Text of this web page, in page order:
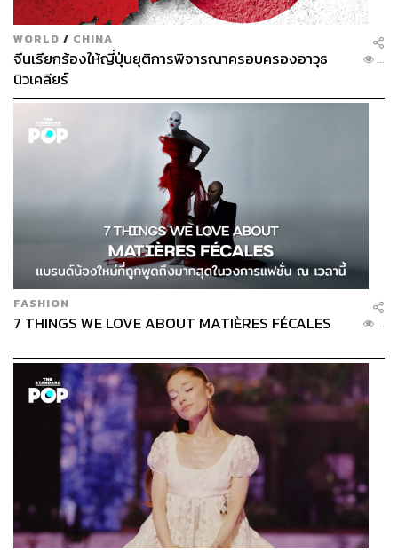
WORLD / CHINA
จีนเรียกร้องให้ญี่ปุ่นยุติการพิจารณาครอบครองอาวุธ
นิวเคลียร์
...
FASHION
7 THINGS WE LOVE ABOUT MATIÈRES FÉCALES ...